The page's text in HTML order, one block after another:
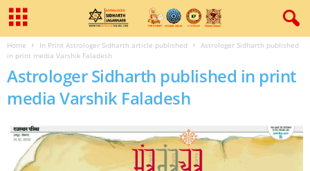
Home In Print Astrologer Sidharth article published
Astrologer Sidharth published
in print media Varshik Faladesh
Astrologer Sidharth published in print
media Varshik Faladesh